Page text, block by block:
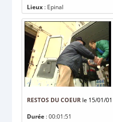
Lieux : Epinal
RESTOS DU COEUR le 15/01/01
Durée : 00:01:51